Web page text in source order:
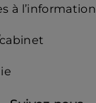
à l’information